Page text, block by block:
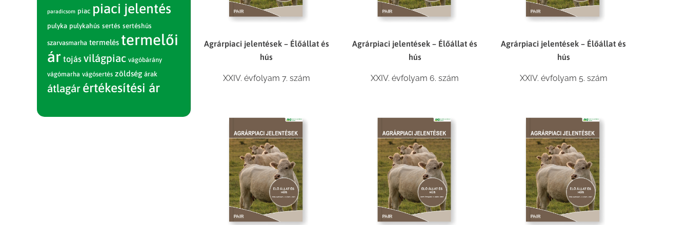
Agrárpiaci jelentések – Élőállat és
hús
XXIV. évfolyam 7. szám
Agrárpiaci jelentések – Élőállat és
hús
XXIV. évfolyam 6. szám
Agrárpiaci jelentések – Élőállat és
hús
XXIV. évfolyam 5. szám
paradicsom piac piaci jelentés
pulyka pulykahús sertés sertéshús
szarvasmarha termelés termelői
ár tojás világpiac vágóbárány
vágómarha vágósertés zöldség árak
átlagár értékesítési ár